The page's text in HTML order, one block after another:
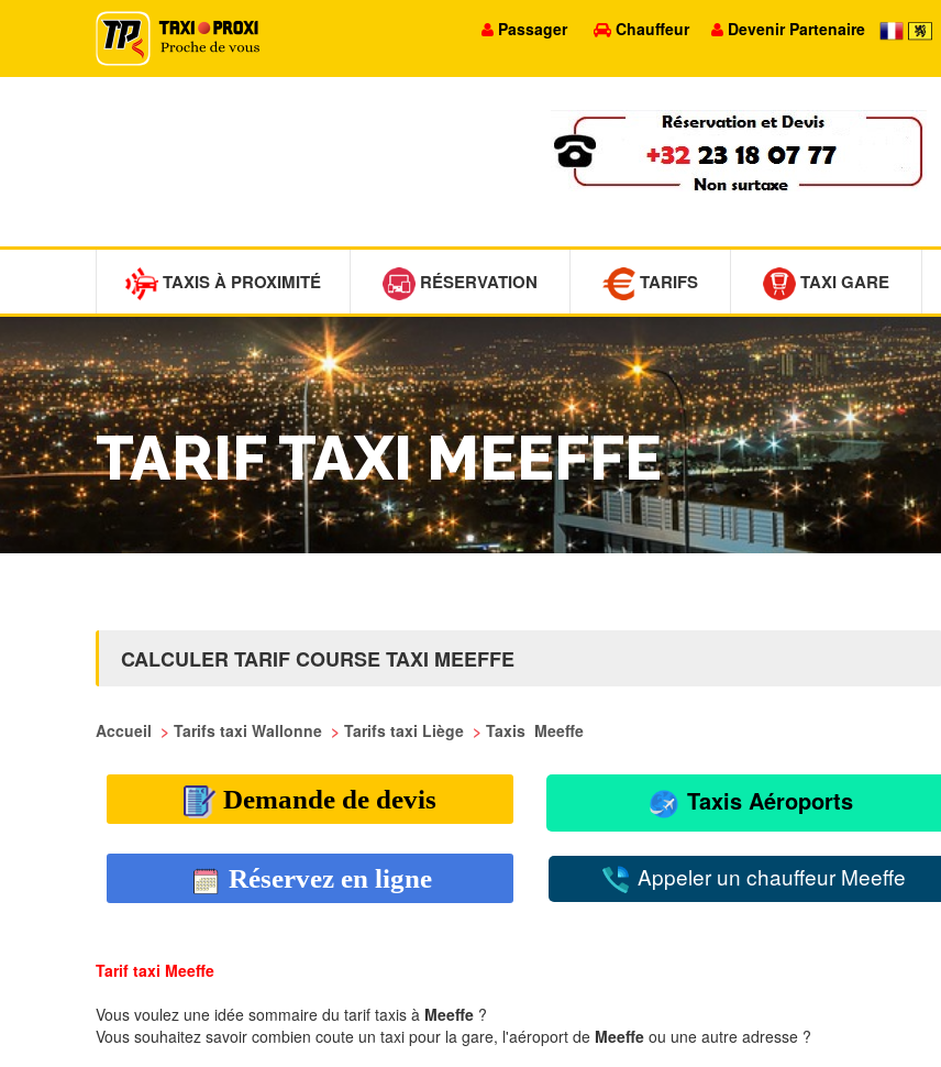
Passager Chauffeur Devenir Partenaire
TAXIS À PROXIMITÉ RÉSERVATION TARIFS TAXI GARE
TARIF TAXI MEEFFE
CALCULER TARIF COURSE TAXI MEEFFE
Accueil > Tarifs taxi Wallonne > Tarifs taxi Liège > Taxis Meeffe
Demande de devis Taxis Aéroports
Réservez en ligne Appeler un chauffeur Meeffe
Tarif taxi Meeffe
Vous voulez une idée sommaire du tarif taxis à Meeffe ?
Vous souhaitez savoir combien coute un taxi pour la gare, l'aéroport de Meeffe ou une autre adresse ?